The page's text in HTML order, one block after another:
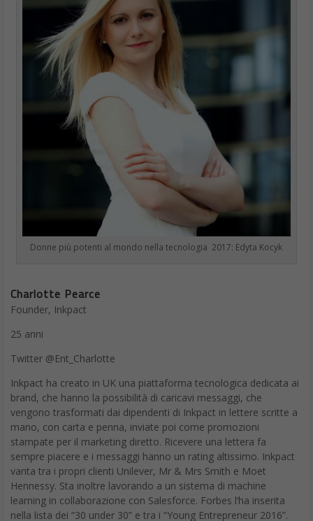
Donne più potenti al mondo nella tecnologia 2017: Edyta Kocyk
Charlotte Pearce
25 anni
Twitter @Ent_Charlotte
Inkpact ha creato in UK una piattaforma tecnologica dedicata ai
brand, che hanno la possibilità di caricavi messaggi, che
vengono trasformati dai dipendenti di Inkpact in lettere scritte a
mano, con carta e penna, inviate poi come promozioni
stampate per il marketing diretto. Ricevere una lettera fa
sempre piacere e i messaggi hanno un rating altissimo. Inkpact
vanta tra i propri clienti Unilever, Mr & Mrs Smith e Moet
Hennessy. Sta inoltre lavorando a un sistema di machine
learning in collaborazione con Salesforce. Forbes l’ha inserita
nella lista dei “30 under 30” e tra i “Young Entrepreneur 2016”.
Grazie ai suoi successi e anche alla sua giovane età è da
considerarsi tra le donne più potenti e promettenti per la
tecnologia.